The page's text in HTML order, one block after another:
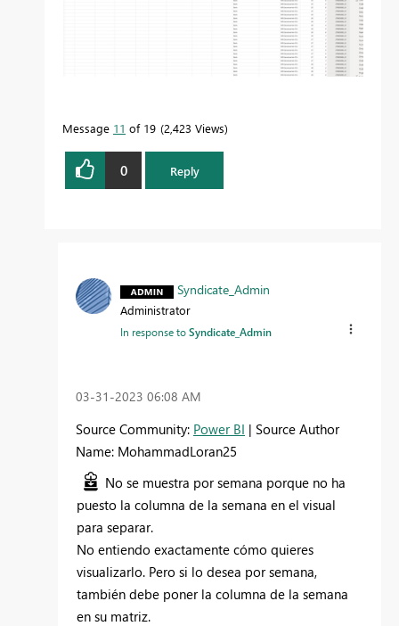
Message 11 of 19 2,423 Views
0 Reply
Syndicate_Admin
Administrator
In response toSyndicate_Admin
‎03-31-2023 06:08 AM
Source Community: Power BI | Source Author
Name: MohammadLoran25
No se muestra por semana porque no ha
puesto la columna de la semana en el visual
para separar.
No entiendo exactamente cómo quieres
visualizarlo. Pero si lo desea por semana,
también debe poner la columna de la semana
en su matriz.